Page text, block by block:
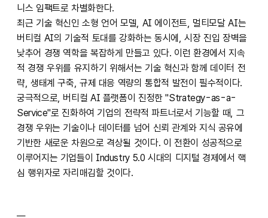
니스 임팩트로 차별화한다.
최근 기술 혁신인 소형 언어 모델, AI 에이전트, 멀티모달 AI는
버티컬 AI의 기술적 토대를 강화하는 동시에, 시장 진입 장벽을
낮추어 경쟁 역학을 복잡하게 만들고 있다. 이런 환경에서 지속
적 경쟁 우위를 유지하기 위해서는 기술 혁신과 함께 데이터 전
략, 생태계 구축, 규제 대응 역량의 통합적 발전이 필수적이다.
궁극적으로, 버티컬 AI 플랫폼이 진정한 "Strategy-as-a-
Service"로 진화하여 기업의 전략적 파트너로서 기능할 때, 그
경쟁 우위는 기술이나 데이터를 넘어 신뢰 관계와 지식 공유에
기반한 새로운 차원으로 격상될 것이다. 이 전환이 성공적으로
이루어지는 기업들이 Industry 5.0 시대의 디지털 경제에서 핵
심 행위자로 자리매김할 것이다.